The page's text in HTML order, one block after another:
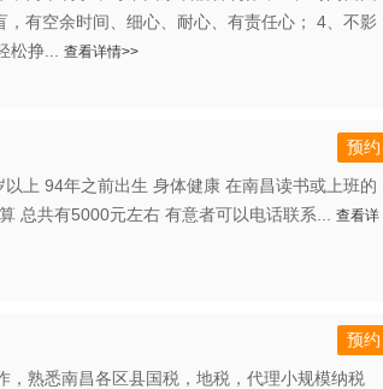
，有空余时间、细心、耐心、有责任心； 4、不影
松挣... 查看详情>>
上 94年之前出生 身体健康 在南昌读书或上班的
总共有5000元左右 有意者可以电话联系... 查看详
预约
，熟悉南昌各区县国税，地税，代理小规模纳税
预约